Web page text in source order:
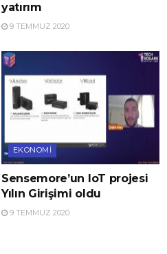
yatırım
9 TEMMUZ 2020
EKONOMI
Sensemore’un IoT projesi
Yılın Girişimi oldu
9 TEMMUZ 2020